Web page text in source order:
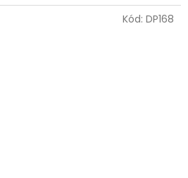
Kód: DP168